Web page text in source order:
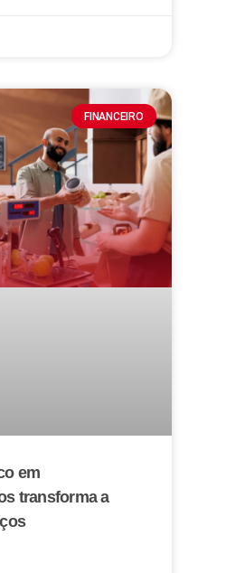
FINANCEIRO
em
transforma a